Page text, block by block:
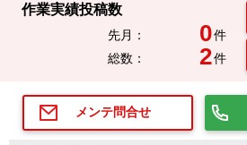
作業実績投稿数
先月： 0件
総数：
2件
メンテ問合せ